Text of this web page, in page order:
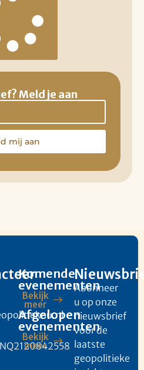
Meld je aan
mij aan
Komende
evenementen
Bekijk
meer
Afgelopen
evenementen
Bekijk
meer
Abonneer
u op onze
nieuwsbrief
voor de
laatste
geopolitieke